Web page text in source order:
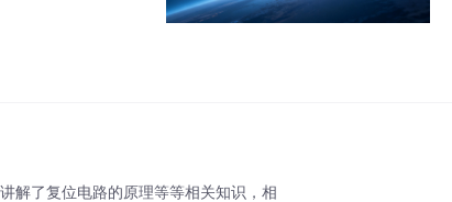
解了复位电路的原理等等相关知识，相